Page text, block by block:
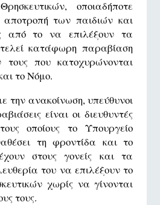
οποιαδήποτε
των παιδιών και
από το να επιλέξουν τα
κατάφωρη παραβίαση
που κατοχυρώνονται
το Νόμο.
ανακοίνωση, υπεύθυνοι
είναι οι διευθυντές
οποίους το Υπουργείο
τη φροντίδα και το
στους γονείς και τα
του να επιλέξουν το
χωρίς να γίνονται
τους.